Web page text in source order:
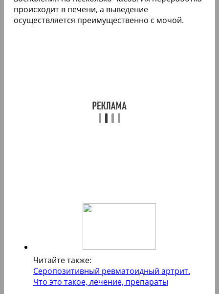
происходит в печени, а выведение
осуществляется преимущественно с мочой.
Читайте также:
Серопозитивный ревматоидный артрит.
Что это такое, лечение, препараты